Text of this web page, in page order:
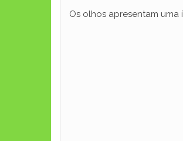
Os olhos apresentam